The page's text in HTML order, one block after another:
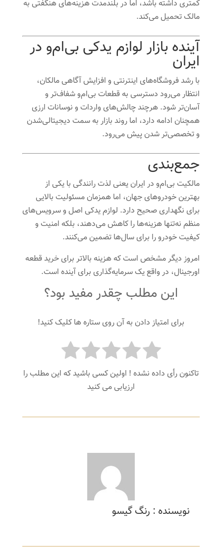
کمتری داشته باشد، اما در بلندمدت هزینه‌های هنگفتی به
مالک تحمیل می‌کند.
آینده بازار لوازم یدکی بی‌ام‌و در
ایران
با رشد فروشگاه‌های اینترنتی و افزایش آگاهی مالکان،
انتظار می‌رود دسترسی به قطعات بی‌ام‌و شفاف‌تر و
آسان‌تر شود. هرچند چالش‌های واردات و نوسانات ارزی
همچنان ادامه دارد، اما روند بازار به سمت دیجیتالی‌شدن
و تخصصی‌تر شدن پیش می‌رود.
جمع‌بندی
مالکیت بی‌ام‌و در ایران یعنی لذت رانندگی با یکی از
بهترین خودروهای جهان، اما همزمان مسئولیت بالایی
برای نگهداری صحیح دارد. لوازم یدکی اصل و سرویس‌های
منظم نه‌تنها هزینه‌ها را کاهش می‌دهند، بلکه امنیت و
کیفیت خودرو را برای سال‌ها تضمین می‌کنند.
امروز دیگر مشخص است که هزینه بالاتر برای خرید قطعه
اورجینال، در واقع یک سرمایه‌گذاری برای آینده است.
این مطلب چقدر مفید بود؟
برای امتیاز دادن به آن روی ستاره ها کلیک کنید!
تاکنون رأی داده نشده ! اولین کسی باشید که این مطلب را
ارزیابی می کنید
نویسنده : رنگ گیسو